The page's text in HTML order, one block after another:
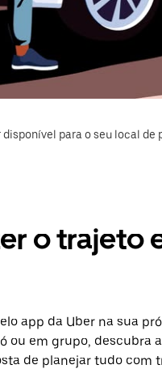
para o seu local de
o trajeto
app da Uber na sua
ou em grupo, descubra
de planejar tudo